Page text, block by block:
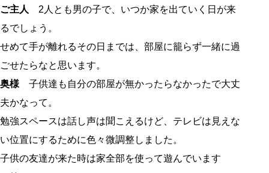
ご主人
2人とも男の子で、いつか家を出ていく日が来
るでしょう。
せめて手が離れるその日までは、部屋に籠らず一緒に過
ごせたらなと思います。
奥様 子供達も自分の部屋が無かったらなかったで大丈
夫かなって。
勉強スペースは話し声は聞こえるけど、テレビは見えな
い位置にするために色々微調整しました。
子供の友達が来た時は家全部を使って遊んでいます